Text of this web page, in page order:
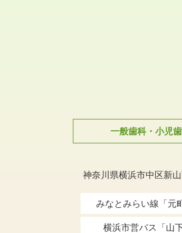
一般歯科・小児
神奈川県横浜市中区新
みなとみらい線「元
横浜市営バス「山